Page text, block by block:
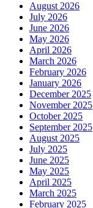
August 2026
July 2026
June 2026
May 2026
April 2026
March 2026
February 2026
January 2026
December 2025
November 2025
October 2025
September 2025
August 2025
July 2025
June 2025
May 2025
April 2025
March 2025
February 2025